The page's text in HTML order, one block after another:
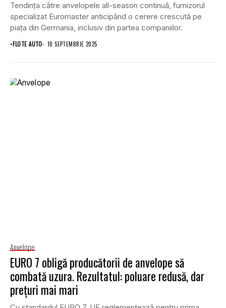
Tendința către anvelopele all-season continuă, furnizorul
specializat Euromaster anticipând o cerere crescută pe
piața din Germania, inclusiv din partea companiilor.
•FLOTE AUTO 10 SEPTEMBRIE 2025
Anvelope
EURO 7 obligă producătorii de anvelope să
combată uzura. Rezultatul: poluare redusă, dar
prețuri mai mari